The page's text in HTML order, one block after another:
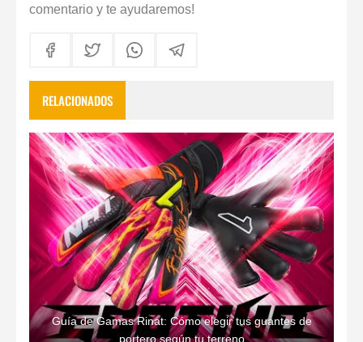
comentario y te ayudaremos!
RELACIONADOS
Guía de Gamas Rinat: Cómo elegir tus guantes de
portero según tu terreno